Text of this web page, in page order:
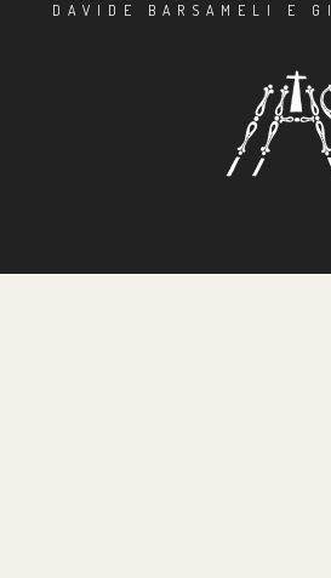
DAVIDE BARSAMELI E